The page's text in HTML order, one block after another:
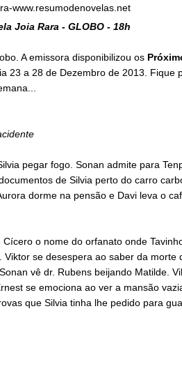
Joia Rara - GLOBO - 18h
A emissora disponibilizou os
23 a 28 de Dezembro de 2013. Fique
pegar fogo. Sonan admite para
de Silvia perto do carro
dorme na pensão e Davi leva o
o nome do orfanato onde
se desespera ao saber da morte
vê dr. Rubens beijando Matilde.
se emociona ao ver a mansão
que Silvia tinha lhe pedido para